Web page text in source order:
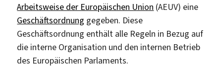
Arbeitsweise der Europäischen Union (AEUV) eine
Geschäftsordnung gegeben. Diese
Geschäftsordnung enthält alle Regeln in Bezug auf
die interne Organisation und den internen Betrieb
des Europäischen Parlaments.